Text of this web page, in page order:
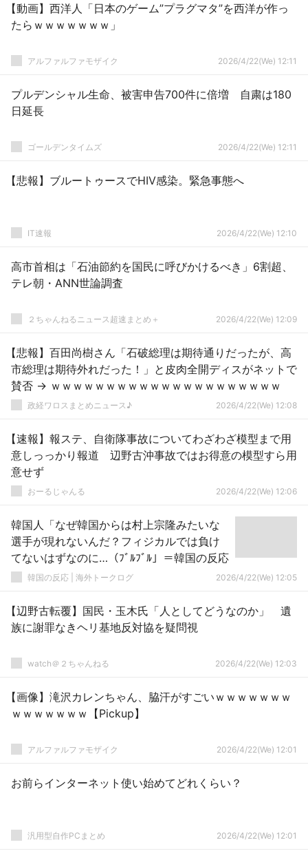
【動画】西洋人「日本のゲーム”プラグマタ”を西洋が作っ
たらｗｗｗｗｗｗｗ」
アルファルファモザイク 2026/4/22(We) 12:11
プルデンシャル生命、被害申告700件に倍増 自粛は180
日延長
ゴールデンタイムズ 2026/4/22(We) 12:11
【悲報】ブルートゥースでHIV感染。緊急事態へ
IT速報 2026/4/22(We) 12:10
高市首相は「石油節約を国民に呼びかけるべき」6割超、
テレ朝・ANN世論調査
２ちゃんねるニュース超速まとめ＋ 2026/4/22(We) 12:09
【悲報】百田尚樹さん「石破総理は期待通りだったが、高
市総理は期待外れだった！」と皮肉全開ディスがネットで
賛否 → ｗｗｗｗｗｗｗｗｗｗｗｗｗｗｗｗｗｗｗｗｗ
政経ワロスまとめニュース♪ 2026/4/22(We) 12:08
【速報】報ステ、自衛隊事故についてわざわざ模型まで用
意しっっかり報道 辺野古沖事故ではお得意の模型すら用
意せず
おーるじゃんる 2026/4/22(We) 12:06
韓国人「なぜ韓国からは村上宗隆みたいな
選手が現れないんだ？フィジカルでは負け
てないはずなのに…（ﾌﾞﾙﾌﾞﾙ」＝韓国の反応
韓国の反応 | 海外トークログ 2026/4/22(We) 12:05
【辺野古転覆】国民・玉木氏「人としてどうなのか」 遺
族に謝罪なきヘリ基地反対協を疑問視
watch＠２ちゃんねる 2026/4/22(We) 12:03
【画像】滝沢カレンちゃん、脇汗がすごいｗｗｗｗｗｗｗ
ｗｗｗｗｗｗｗ【Pickup】
アルファルファモザイク 2026/4/22(We) 12:01
お前らインターネット使い始めてどれくらい？
汎用型自作PCまとめ 2026/4/22(We) 12:01